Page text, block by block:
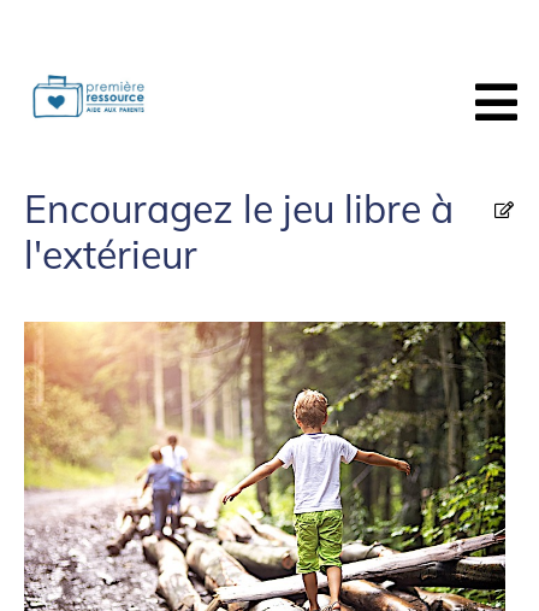
Encouragez le jeu libre à
l'extérieur